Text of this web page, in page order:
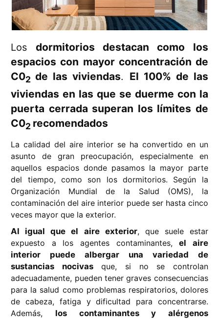
Los dormitorios destacan como los
espacios con mayor concentración de
C02de las viviendas. El 100% de las
viviendas en las que se duerme con la
puerta cerrada superan los límites de
C02 recomendados
La calidad del aire interior se ha convertido en un
asunto de gran preocupación, especialmente en
aquellos espacios donde pasamos la mayor parte
del tiempo, como son los dormitorios. Según la
Organización Mundial de la Salud (OMS), la
contaminación del aire interior puede ser hasta cinco
veces mayor que la exterior.
Al igual que el aire exterior, que suele estar
expuesto a los agentes contaminantes,el aire
interior puede albergar una variedad de
sustancias nocivasque, si no se controlan
adecuadamente, pueden tener graves consecuencias
para la salud como problemas respiratorios, dolores
de cabeza, fatiga y dificultad para concentrarse.
Además, los contaminantes y alérgenos